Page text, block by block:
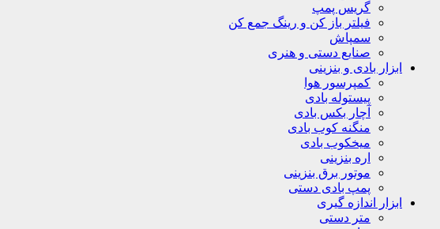
گریس پمپ
فیلتر باز کن و رینگ جمع کن
سمپاش
صنایع دستی و هنری
ابزار بادی و بنزینی
کمپرسور هوا
پیستوله بادی
آچار بکس بادی
منگنه کوب بادی
میخکوب بادی
اره بنزینی
موتور برق بنزینی
پمپ بادی دستی
ابزار اندازه گیری
متر دستی